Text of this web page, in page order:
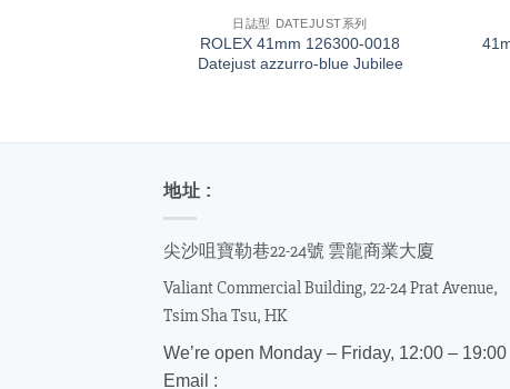
日誌型 DATEJUST系列
ROLEX 41mm 126300-0018
Datejust azzurro-blue Jubilee
地址 :
尖沙咀寶勒巷22-24號 雲龍商業大廈
Valiant Commercial Building, 22-24 Prat Avenue,
Tsim Sha Tsu, HK
We’re open Monday – Friday, 12:00 – 19:00
Email :